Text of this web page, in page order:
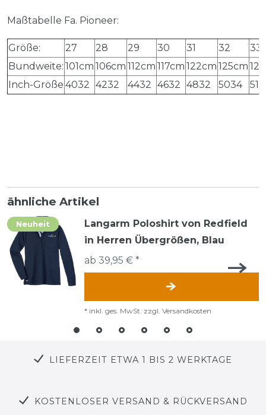
Maßtabelle Fa. Pioneer:
Größe: 27 28 29 30 31 32
33
Bundweite: 101cm 106cm 112cm 117cm 122cm 125cm
Inch-Größe 4032 4232 4432 4632 4832 5034
ähnliche Artikel
Neuheit
Langarm Poloshirt von Redfield
in Herren Übergrößen, Blau
ab 39,95 € *
* inkl. ges. MwSt. zzgl. Versandkosten
LIEFERZEIT ETWA 1 BIS 2 WERKTAGE
KOSTENLOSER VERSAND & RÜCKVERSAND